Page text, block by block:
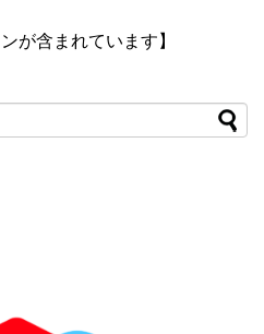
が含まれています】